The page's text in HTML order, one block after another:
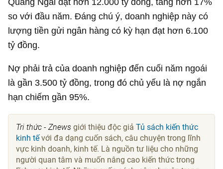
so với đầu năm. Đáng chú ý, doanh nghiệp này có
lượng tiền gửi ngân hàng có kỳ hạn đạt hơn 6.100
tỷ đồng.
Nợ phải trả của doanh nghiệp đến cuối năm ngoái
là gần 3.500 tỷ đồng, trong đó chủ yếu là nợ ngắn
hạn chiếm gần 95%.
Tri thức - Znews giới thiệu độc giảTủ sách kiến thức
kinh tếvới đa dạng cuốn sách, câu chuyện trong lĩnh
vực kinh doanh, kinh tế. Là nguồn tư liệu cho những
người quan tâm và muốn nâng cao kiến thức trong